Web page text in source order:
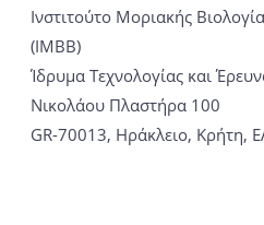
Ινστιτούτο Μοριακής
(ΙΜΒΒ)
Ίδρυμα Τεχνολογίας και
Νικολάου Πλαστήρα 100
GR-70013, Ηράκλειο, Κρήτη,